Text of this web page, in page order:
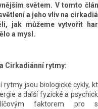
světem. V tomto
a jeho vliv na
jak můžeme vytvořit
a mysl.
Cirkadiánní rytmy:
rytmy jsou biologické cykly,
a další fyzické a
faktorem pro